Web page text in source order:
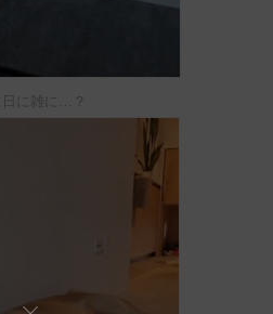
日に雑に…？